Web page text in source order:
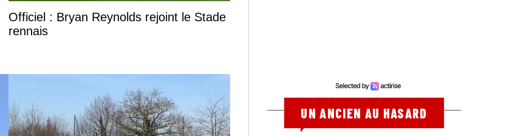
Officiel : Bryan Reynolds rejoint le Stade
rennais
UN ANCIEN AU HASARD